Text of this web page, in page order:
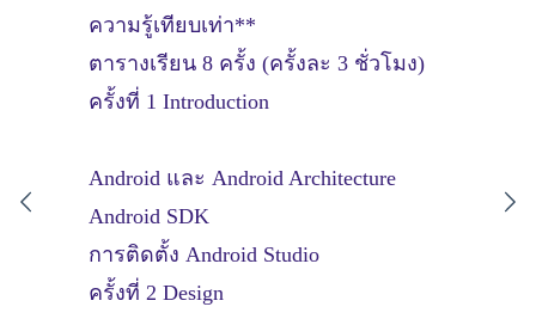
ความรู้เทียบเท่า**
ตารางเรียน 8 ครั้ง (ครั้งละ 3 ชั่วโมง)
ครั้งที่ 1 Introduction
Android และ Android Architecture
Android SDK
การติดตั้ง Android Studio
ครั้งที่ 2 Design